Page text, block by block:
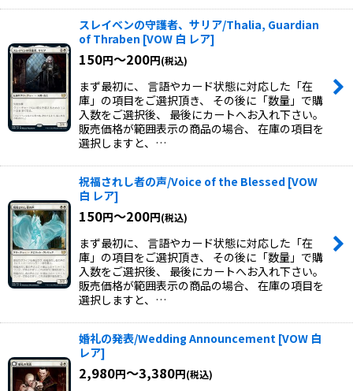
スレイベンの守護者、サリア/Thalia, Guardian
of Thraben [VOW 白 レア]
150円～200円(税込)
まず最初に、 言語やカード状態に対応した「在
庫」の項目をご選択頂き、 その後に「数量」で購
入数をご選択後、 最後にカートへお入れ下さい。
販売価格が範囲表示の商品の場合、 在庫の項目を
選択しますと、…
祝福されし者の声/Voice of the Blessed [VOW
白 レア]
150円～200円(税込)
まず最初に、 言語やカード状態に対応した「在
庫」の項目をご選択頂き、 その後に「数量」で購
入数をご選択後、 最後にカートへお入れ下さい。
販売価格が範囲表示の商品の場合、 在庫の項目を
選択しますと、…
婚礼の発表/Wedding Announcement [VOW 白
レア]
2,980円～3,380円(税込)